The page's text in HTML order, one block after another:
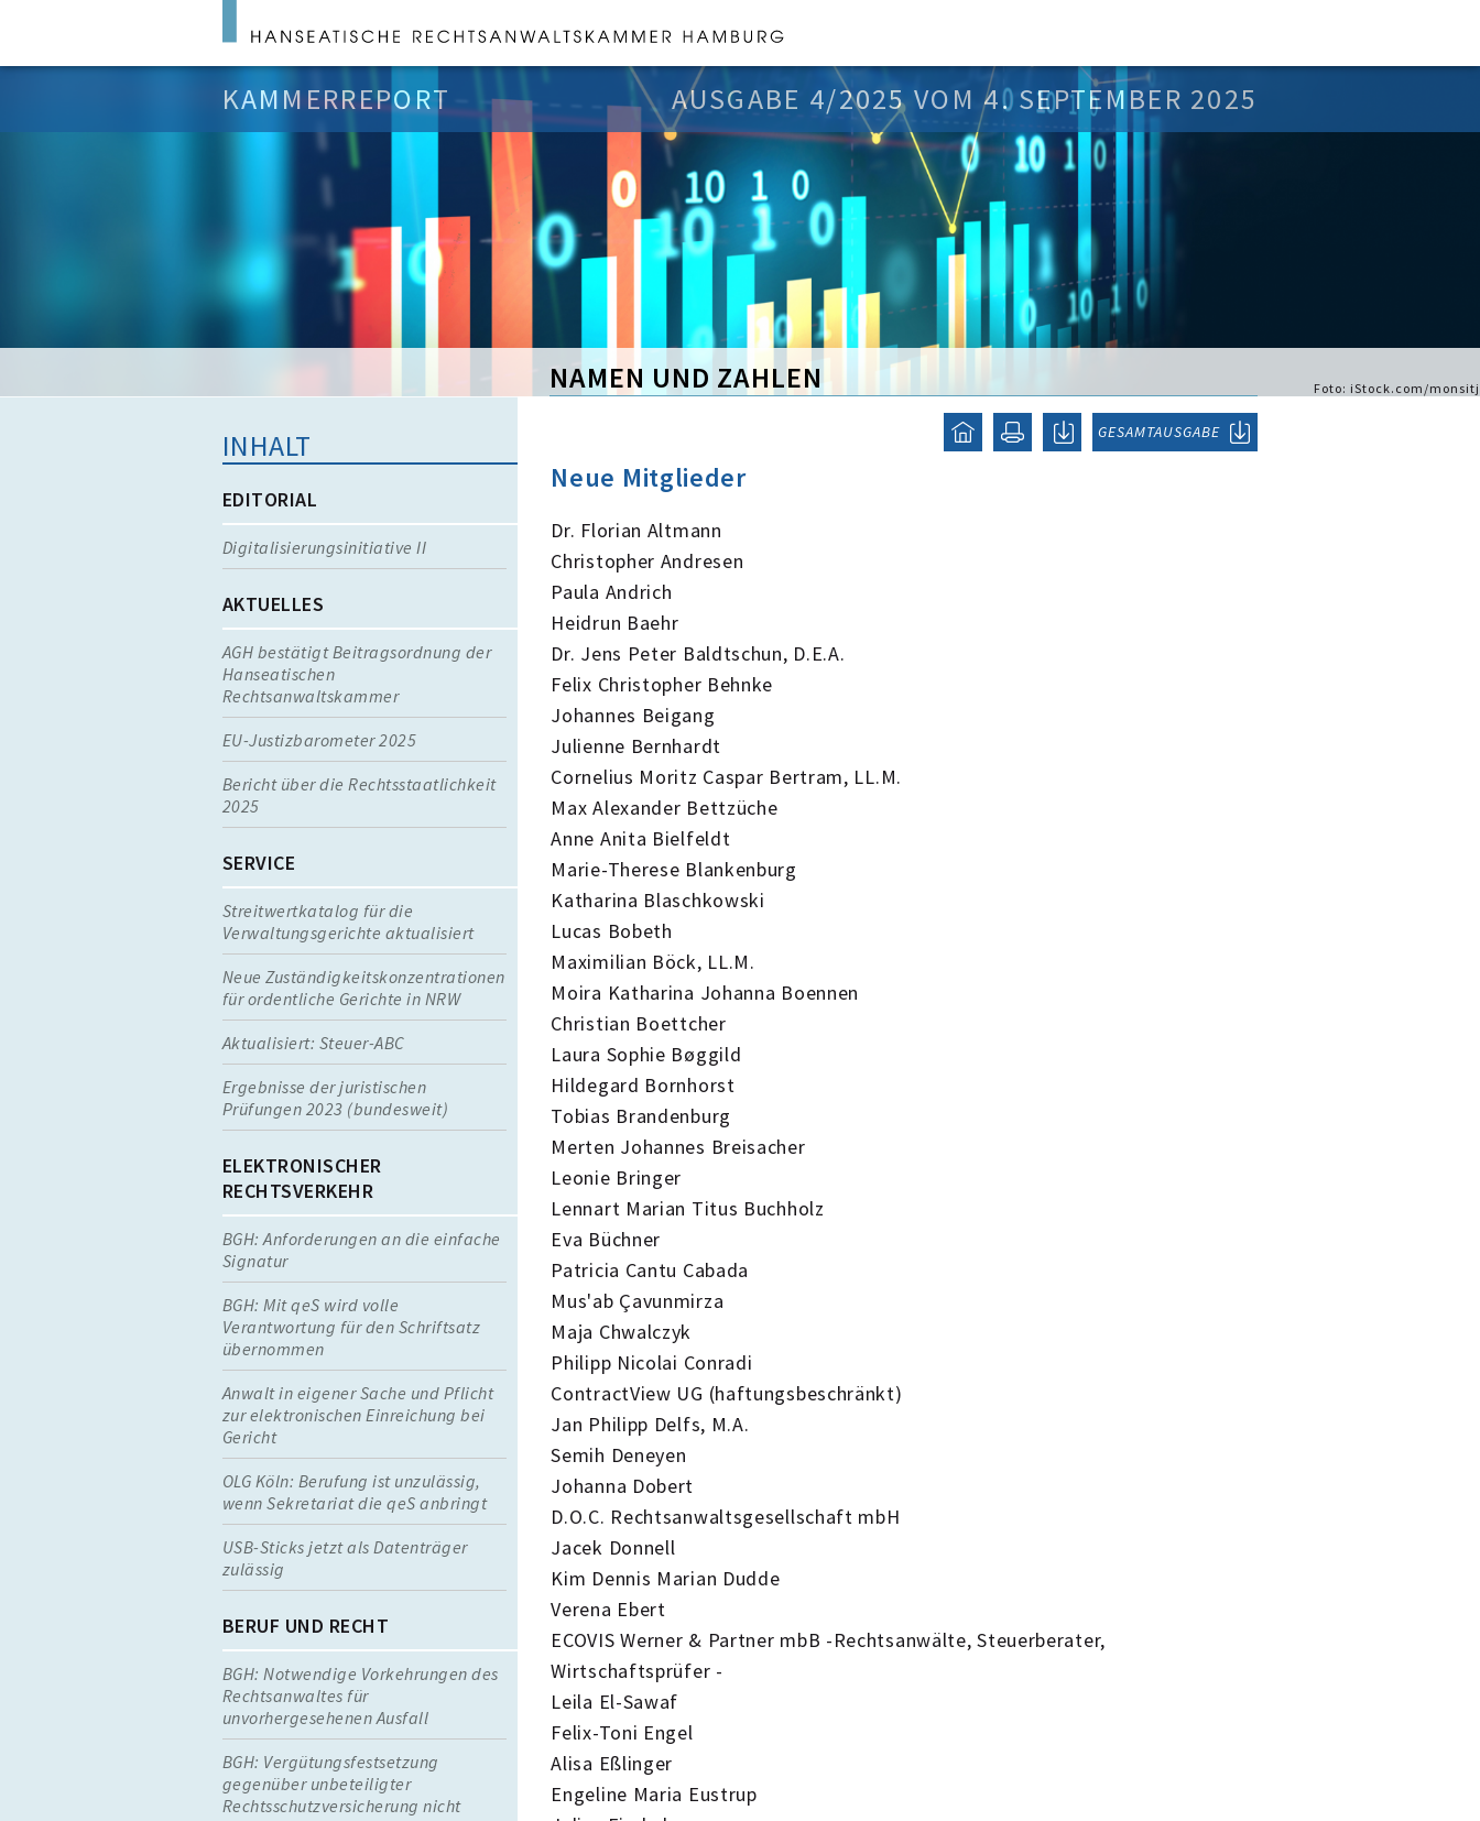
KAMMERREPORT AUSGABE 4/2025 VOM 4. SEPTEMBER 2025
Foto: iStock.com/monsitj
NAMEN UND ZAHLEN
GESAMTAUSGABE
INHALT
EDITORIAL
Digitalisierungsinitiative II
AKTUELLES
AGH bestätigt Beitragsordnung der
Hanseatischen
Rechtsanwaltskammer
EU-Justizbarometer 2025
Bericht über die Rechtsstaatlichkeit
2025
SERVICE
Streitwertkatalog für die
Verwaltungsgerichte aktualisiert
Neue Zuständigkeitskonzentrationen
für ordentliche Gerichte in NRW
Aktualisiert: Steuer-ABC
Ergebnisse der juristischen
Prüfungen 2023 (bundesweit)
ELEKTRONISCHER
RECHTSVERKEHR
BGH: Anforderungen an die einfache
Signatur
BGH: Mit qeS wird volle
Verantwortung für den Schriftsatz
übernommen
Anwalt in eigener Sache und Pflicht
zur elektronischen Einreichung bei
Gericht
OLG Köln: Berufung ist unzulässig,
wenn Sekretariat die qeS anbringt
USB-Sticks jetzt als Datenträger
zulässig
BERUF UND RECHT
BGH: Notwendige Vorkehrungen des
Rechtsanwaltes für
unvorhergesehenen Ausfall
BGH: Vergütungsfestsetzung
gegenüber unbeteiligter
Rechtsschutzversicherung nicht
Neue Mitglieder
Dr. Florian Altmann
Christopher Andresen
Paula Andrich
Heidrun Baehr
Dr. Jens Peter Baldtschun, D.E.A.
Felix Christopher Behnke
Johannes Beigang
Julienne Bernhardt
Cornelius Moritz Caspar Bertram, LL.M.
Max Alexander Bettzüche
Anne Anita Bielfeldt
Marie-Therese Blankenburg
Katharina Blaschkowski
Lucas Bobeth
Maximilian Böck, LL.M.
Moira Katharina Johanna Boennen
Christian Boettcher
Laura Sophie Bøggild
Hildegard Bornhorst
Tobias Brandenburg
Merten Johannes Breisacher
Leonie Bringer
Lennart Marian Titus Buchholz
Eva Büchner
Patricia Cantu Cabada
Mus'ab Çavunmirza
Maja Chwalczyk
Philipp Nicolai Conradi
ContractView UG (haftungsbeschränkt)
Jan Philipp Delfs, M.A.
Semih Deneyen
Johanna Dobert
D.O.C. Rechtsanwaltsgesellschaft mbH
Jacek Donnell
Kim Dennis Marian Dudde
Verena Ebert
ECOVIS Werner & Partner mbB -Rechtsanwälte, Steuerberater,
Wirtschaftsprüfer -
Leila El-Sawaf
Felix-Toni Engel
Alisa Eßlinger
Engeline Maria Eustrup